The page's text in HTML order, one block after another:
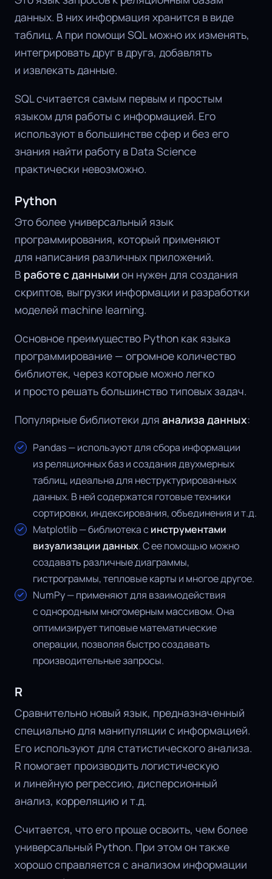
данных. В них информация хранится в виде
таблиц. А при помощи SQL можно их изменять,
интегрировать друг в друга, добавлять
и извлекать данные.
SQL считается самым первым и простым
языком для работы с информацией. Его
используют в большинстве сфер и без его
знания найти работу в Data Science
практически невозможно.
Python
Это более универсальный язык
программирования, который применяют
для написания различных приложений.
В работе с даннымион нужен для создания
скриптов, выгрузки информации и разработки
моделей machine learning.
Основное преимущество Python как языка
программирование — огромное количество
библиотек, через которые можно легко
и просто решать большинство типовых задач.
Популярные библиотеки для анализа данных:
Pandas — используют для сбора информации
из реляционных баз и создания двухмерных
таблиц, идеальна для неструктурированных
данных. В ней содержатся готовые техники
сортировки, индексирования, объединения и т.д.
Matplotlib — библиотека с инструментами
визуализации данных. С ее помощью можно
создавать различные диаграммы,
гистрограммы, тепловые карты и многое другое.
NumPy — применяют для взаимодействия
с однородным многомерным массивом. Она
оптимизирует типовые математические
операции, позволяя быстро создавать
производительные запросы.
R
Сравнительно новый язык, предназначенный
специально для манипуляции с информацией.
Его используют для статистического анализа.
R помогает производить логистическую
и линейную регрессию, дисперсионный
анализ, корреляцию и т.д.
Считается, что его проще освоить, чем более
универсальный Python. При этом он также
хорошо справляется с анализом информации